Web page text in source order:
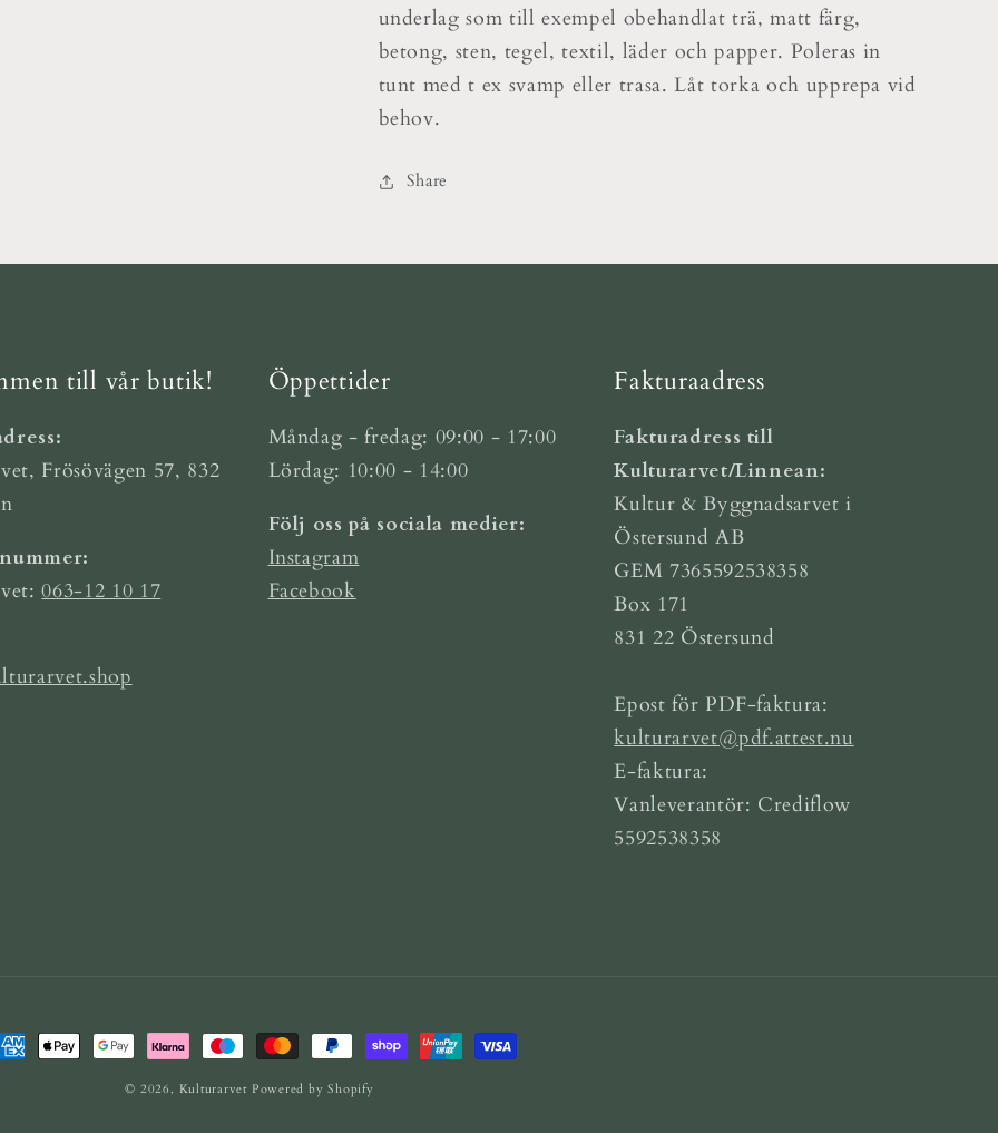
underlag som till exempel obehandlat trä, matt färg,
betong, sten, tegel, textil, läder och papper. Poleras in
tunt med t ex svamp eller trasa. Låt torka och upprepa vid
behov.
Share
till vår butik!
Frösövägen 57, 832
063-12 10 17
Öppettider
Måndag - fredag: 09:00 - 17:00
Lördag: 10:00 - 14:00
Följ oss på sociala medier:
Instagram
Facebook
Fakturaadress
Fakturadress till
Kulturarvet/Linnean:
Kultur & Byggnadsarvet i
Östersund AB
GEM 7365592538358
Box 171
831 22 Östersund
Epost för PDF-faktura:
kulturarvet@pdf.attest.nu
E-faktura:
Vanleverantör: Crediflow
5592538358
© 2026, Kulturarvet Powered by Shopify